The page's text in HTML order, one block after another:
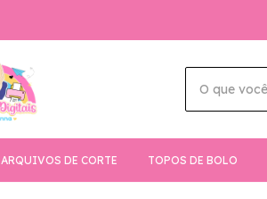
ARQUIVOS DE CORTE TOPOS DE BOLO